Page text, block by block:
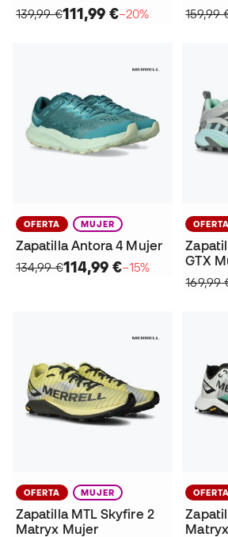
139,99 €111,99 €−20%
159,99
OFERTA MUJER
Zapatilla Antora 4 Mujer
134,99 €114,99 €−15%
OFERTA
GTX
169,99
OFERTA MUJER
Zapatilla MTL Skyfire 2
Matryx Mujer
OFERTA